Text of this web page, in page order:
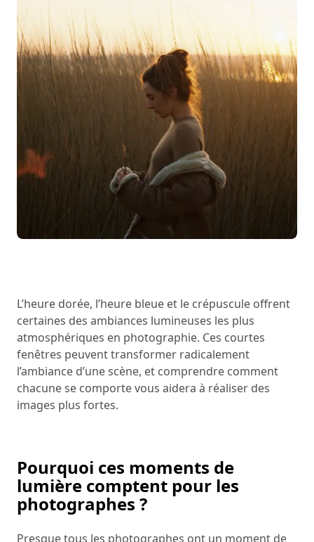
L’heure dorée, l’heure bleue et le crépuscule offrent
certaines des ambiances lumineuses les plus
atmosphériques en photographie. Ces courtes
fenêtres peuvent transformer radicalement
l’ambiance d’une scène, et comprendre comment
chacune se comporte vous aidera à réaliser des
images plus fortes.
Pourquoi ces moments de
lumière comptent pour les
photographes ?
Presque tous les photographes ont un moment de